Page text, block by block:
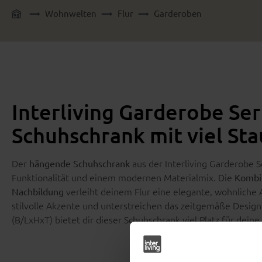
Wohnwelten Flur Garderoben
Interliving Garderobe
Schuhschrank mit viel
Der hängende Schuhschrank aus der Interliving Garderobe
Funktionalität und einem modernen Materialmix. Die
Nachbildung verleiht deinem Flur eine elegante, wohnliche
stilvolle Akzente und unterstreichen das zeitgemäße
(B/LxHxT) bietet dir dieser Schuhschrank viel Platz für